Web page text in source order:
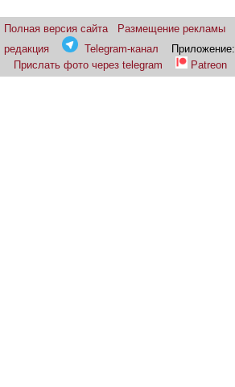
Полная версия сайта Размещение рекламы
редакция
Telegram-канал Приложение:
Прислать фото через telegram
Patreon